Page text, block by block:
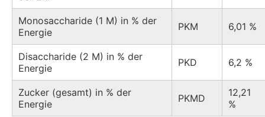
Monosaccharide (1 M) in % der
Energie
PKM 6,01 %
Disaccharide (2 M) in % der
Energie
PKD 6,2 %
Zucker (gesamt) in % der
Energie
PKMD
12,21
%